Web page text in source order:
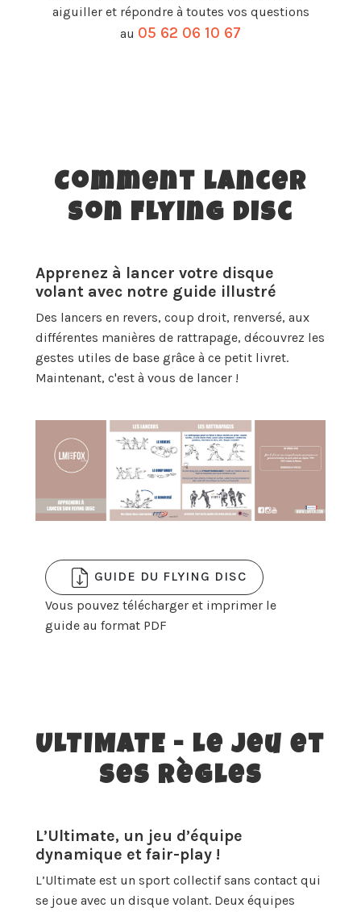
aiguiller et répondre à toutes vos questions
au 05 62 06 10 67
Comment lancer
son Flying Disc
Apprenez à lancer votre disque
volant avec notre guide illustré
Des lancers en revers, coup droit, renversé, aux
différentes manières de rattrapage, découvrez les
gestes utiles de base grâce à ce petit livret.
Maintenant, c'est à vous de lancer !
GUIDE DU FLYING DISC
Vous pouvez télécharger et imprimer le
guide au format PDF
ULTIMATE - Le jeu et
ses règles
L’Ultimate, un jeu d’équipe
dynamique et fair-play !
L’Ultimate est un sport collectif sans contact qui
se joue avec un disque volant. Deux équipes